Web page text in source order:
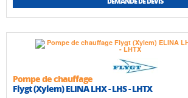
Pompe de chauffage
Flygt (Xylem) ELINA LHX - LHS - LHTX